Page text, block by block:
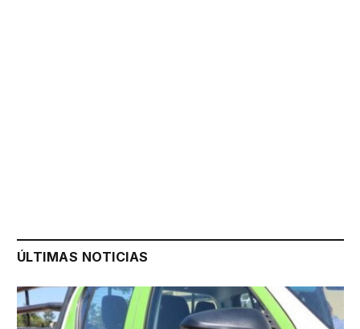
ÚLTIMAS NOTICIAS